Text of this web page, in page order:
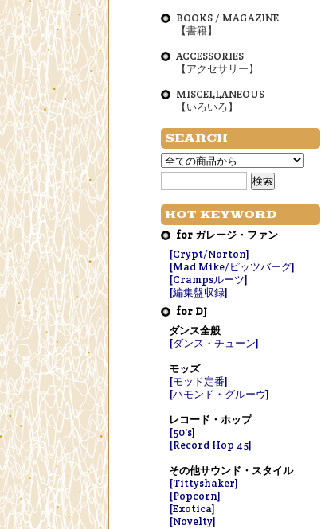
BOOKS / MAGAZINE
【書籍】
ACCESSORIES
【アクセサリー】
MISCELLANEOUS
【いろいろ】
SEARCH
HOT KEYWORD
for ガレージ・ファン
[Crypt/Norton]
[Mad Mike/ピッツバーグ]
[Crampsルーツ]
[編集盤収録]
for DJ
ダンス全般
[ダンス・チューン]
モッズ
[モッド定番]
[ハモンド・グルーヴ]
レコード・ホップ
[50's]
[Record Hop 45]
その他サウンド・スタイル
[Tittyshaker]
[Popcorn]
[Exotica]
[Novelty]